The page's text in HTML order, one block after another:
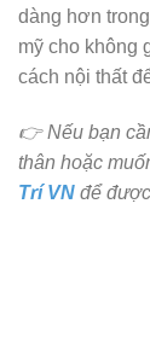
dàng hơn
mỹ cho không
cách nội thất
👉 Nếu bạn
thân hoặc
Trí VN để